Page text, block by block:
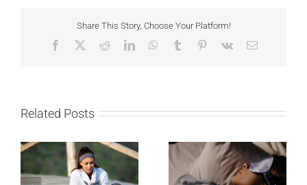
Share This Story, Choose Your Platform!
Facebook RedditLinkedInWhatsApp
Tumblr Pinterest
Vk Email
Related Posts